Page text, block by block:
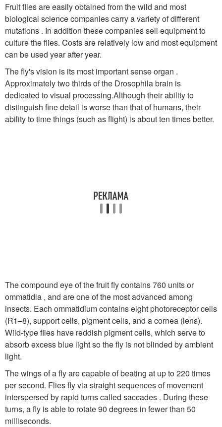
Fruit flies are easily obtained from the wild and most
biological science companies carry a variety of different
mutations . In addition these companies sell equipment to
culture the flies. Costs are relatively low and most equipment
can be used year after year.
The fly's vision is its most important sense organ .
Approximately two thirds of the Drosophila brain is
dedicated to visual processing.Although their ability to
distinguish fine detail is worse than that of humans, their
ability to time things (such as flight) is about ten times better.
The compound eye of the fruit fly contains 760 units or
ommatidia , and are one of the most advanced among
insects. Each ommatidium contains eight photoreceptor cells
(R1–8), support cells, pigment cells, and a cornea (lens).
Wild-type flies have reddish pigment cells, which serve to
absorb excess blue light so the fly is not blinded by ambient
light.
The wings of a fly are capable of beating at up to 220 times
per second. Flies fly via straight sequences of movement
interspersed by rapid turns called saccades . During these
turns, a fly is able to rotate 90 degrees in fewer than 50
milliseconds.